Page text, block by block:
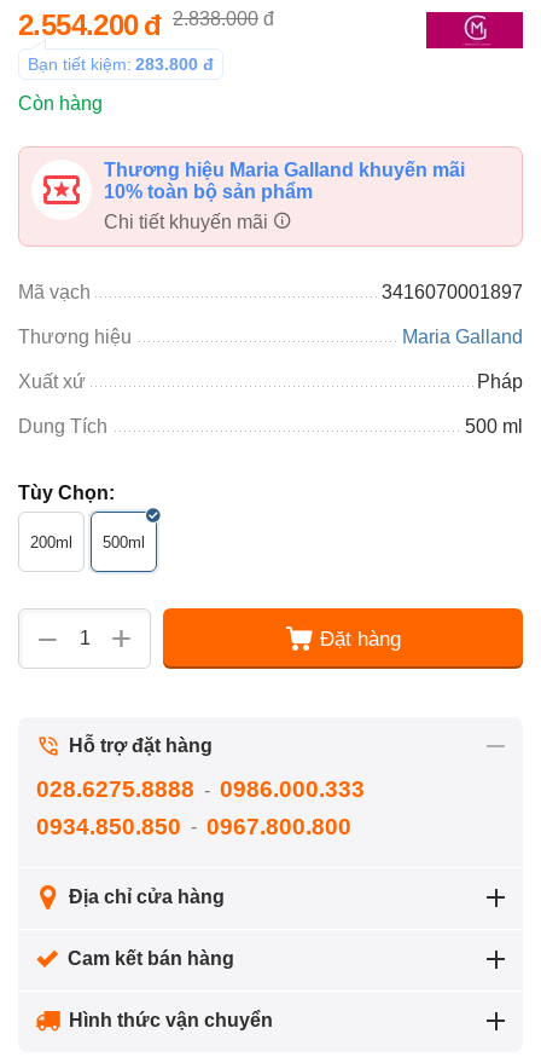
2.554.200đ 2.838.000 đ
Bạn tiết kiệm: 283.800 đ
Còn hàng
Thương hiệu Maria Galland khuyến mãi
10% toàn bộ sản phẩm
Chi tiết khuyến mãi
Mã vạch 3416070001897
Thương hiệu Maria Galland
Xuất xứ Pháp
Dung Tích 500 ml
Tùy Chọn:
200ml 500ml
+
− Đặt hàng
Hỗ trợ đặt hàng
028.6275.8888 - 0986.000.333
0934.850.850 - 0967.800.800
Địa chỉ cửa hàng
Cam kết bán hàng
Hình thức vận chuyển